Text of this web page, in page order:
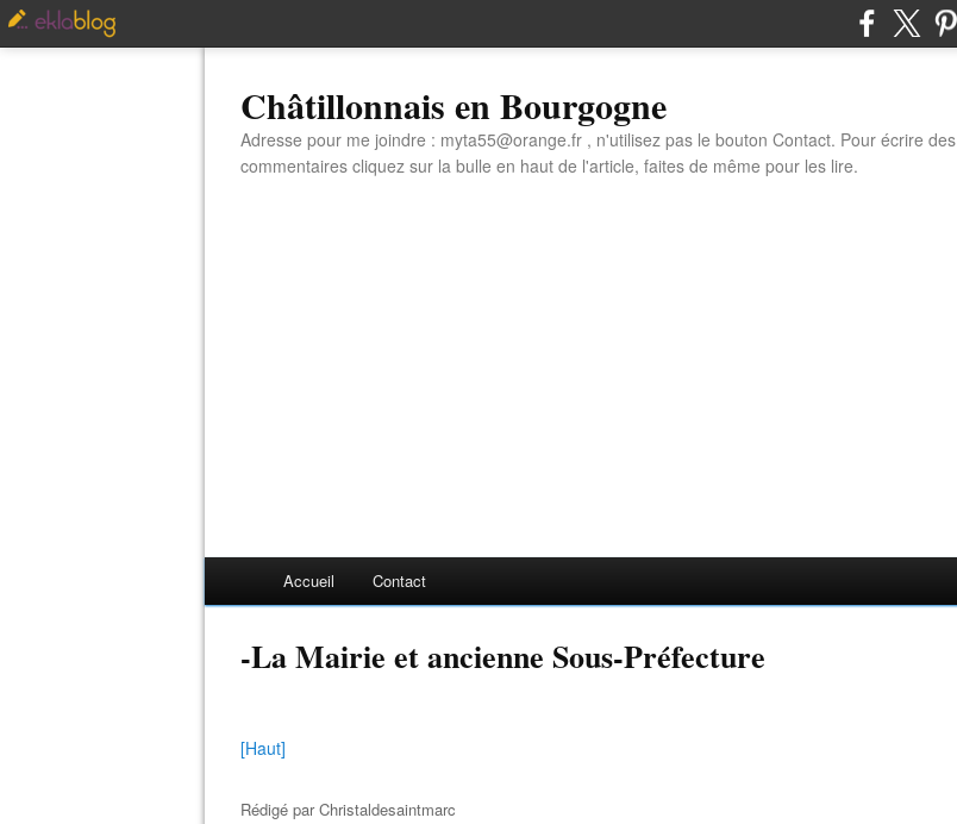
Châtillonnais en Bourgogne
Adresse pour me joindre : myta55@orange.fr , n'utilisez pas le bouton Contact. Pour écrire des
commentaires cliquez sur la bulle en haut de l'article, faites de même pour les lire.
Accueil Contact
-La Mairie et ancienne Sous-Préfecture
[Haut]
Rédigé parChristaldesaintmarc